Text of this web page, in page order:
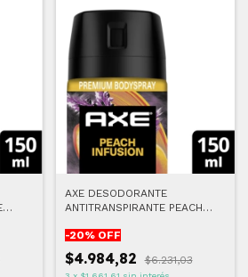
AXE DESODORANTE
ANTITRANSPIRANTE PEACH
-20% OFF
$4.984,82 $6.231,03